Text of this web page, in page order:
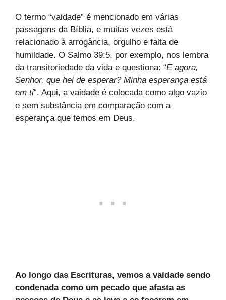
O termo “vaidade” é mencionado em várias
passagens da Bíblia, e muitas vezes está
relacionado à arrogância, orgulho e falta de
humildade. O Salmo 39:5, por exemplo, nos lembra
da transitoriedade da vida e questiona: “E agora,
Senhor, que hei de esperar? Minha esperança está
em ti“. Aqui, a vaidade é colocada como algo vazio
e sem substância em comparação com a
esperança que temos em Deus.
Ao longo das Escrituras, vemos a vaidade sendo
condenada como um pecado que afasta as